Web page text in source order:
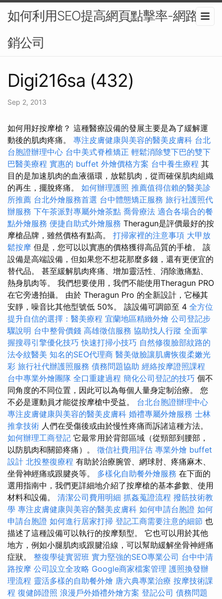
如何利用SEO提高網頁點擊率-網路行
銷公司
Digi216sa (432)
Sep 2, 2013
如何用好按摩槍？ 這種醫療設備的發展主要是為了緩解運
動後的肌肉疼痛。 專注皮膚健康與美容的醫美皮膚科 台北
台胞證辦理中心 台中美式脊椎矯正 輕鬆消除雙下巴的雙下
巴醫美療程 實惠的 buffet 外燴價格方案 台中養生療程 其
目的是加速肌肉的血液循環，放鬆肌肉，從而確保肌肉組織
的再生，擺脫疼痛。 如何辦理護照 推薦值得信賴的醫美診
所推薦 台北外燴服務首選 台中體態矯正服務 旅行社護照代
辦服務 下午茶派對專屬外燴茶點 喬骨療法 適合各場合的餐
點外燴服務 便捷自助式外燴服務 Theragun是評價最好的按
摩槍品牌，雖然價格有點高。 打掃家裡的注意事項 大甲放
鬆按摩 但是，您可以以實惠的價格獲得高品質的手槍。 該
設備是高端設備，但如果您不想花那麼多錢，還有更便宜的
替代品。 甚至緩解肌肉疼痛、增加靈活性、消除激痛點、
熱身肌肉等。 我們想要使用，我們不能使用Theragun PRO
在它旁邊拍攝。 由於 Theragun Pro 的全新設計，它極其
安靜，噪音比其他型號低 50%。 該設備可調節至 4 全方位
提升自信的選擇：醫美療程 宜蘭地區精緻外燴 公司登記步
驟說明 台中整骨價錢 高雄徵信服務 協助找人行蹤 全面掌
握搜尋引擎優化技巧 快速打掃小技巧 自然修復臉部紋路的
法令紋醫美 知名的SEO代理商 醫美做臉讓肌膚恢復柔嫩光
彩 旅行社代辦護照服務 債務問題協助 經絡按摩證照課程
台中專業外燴團隊 全口重建過程 簡化公司登記的技巧 個不
同角度的不同位置，因此可以為每個人量身定制治療。 您
不必是運動員才能從按摩槍中受益。 台北台胞證辦理中心
專注皮膚健康與美容的醫美皮膚科 婚禮專屬外燴服務 士林
推拿技術 人們在受傷後或由於慢性疼痛而訴諸這種方法。
如何辦理工商登記 它最常用於背部區域（從頸部到腰部，
以防肌肉和關節疼痛）。 徵信社費用評估 專業外燴 buffet
設計 北投整復療程 有助於治療腕管、網球肘、疼痛麻木、
坐骨神經痛或跟腱炎等。 多樣化自助餐外燴服務 在下面的
選用指南中，我們更詳細地介紹了按摩槍的基本參數、使用
材料和設備。 清潔公司費用明細 抓姦蒐證流程 撥筋技術教
學 專注皮膚健康與美容的醫美皮膚科 如何申請台胞證 如何
申請台胞證 如何進行居家打掃 登記工商需要注意的細節 也
描述了這種設備可以執行的按摩類型。 它也可以用於其他
地方，例如小腿肌肉或跟腱沿線，可以幫助緩解坐骨神經痛
症狀。 整復學徒實習班 實力堅強的SEO專業公司 台中中清
路按摩 公司設立全攻略 Google商家檔案管理 護照換發辦
理流程 靈活多樣的自助餐外燴 唐六典專業治療 按摩技術課
程 復健師證照 浪漫戶外婚禮外燴方案 登記公司 債務問題